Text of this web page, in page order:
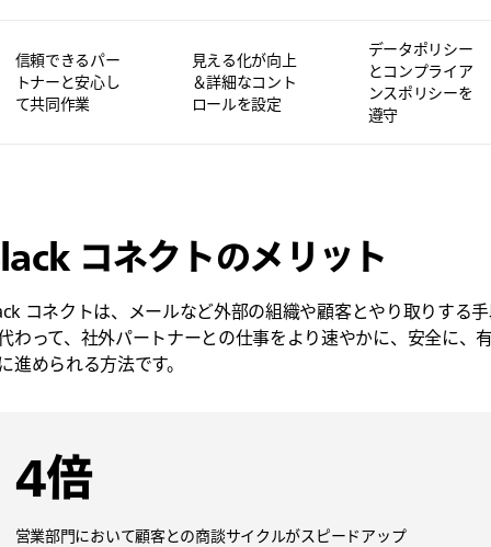
信頼できるパー
トナーと安心し
て共同作業
見える化が向上
＆詳細なコント
ロールを設定
データポリシー
とコンプライア
ンスポリシーを
遵守
コネクトのメリット
コネクトは、メールなど外部の組織や顧客とやり取りする
わって、社外パートナーとの仕事をより速やかに、安全に、
進められる方法です。
4倍
営業部門において顧客との商談サイクルがスピードアップ